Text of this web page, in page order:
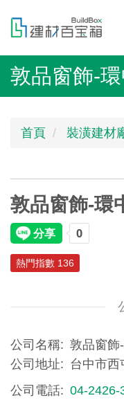
內敦品窗飾-
首頁 裝潢建材
敦品窗飾-環
熱門指數 136
公司名稱
敦品窗飾
公司地址
台中市西
公司電話
04-2426-